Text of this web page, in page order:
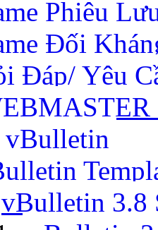
Phiêu
Đối
Đáp/ Yêu
vBulletin 3.8